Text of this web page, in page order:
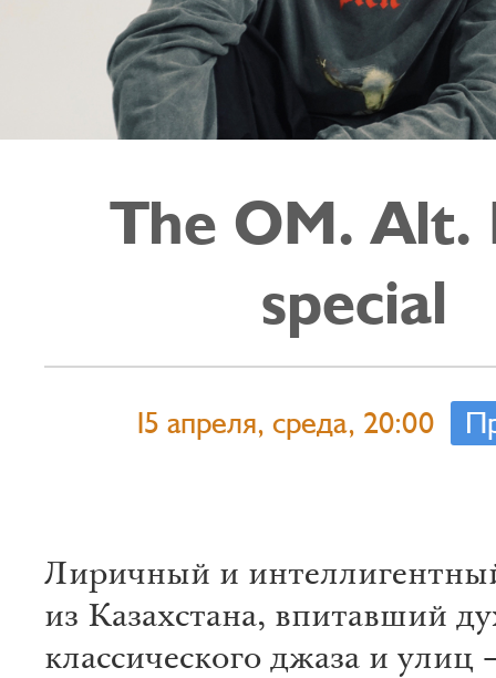
The OM. Alt.
special
15 апреля, среда, 20:00
Лиричный и
из Казахстана, впитавший
классического джаза и